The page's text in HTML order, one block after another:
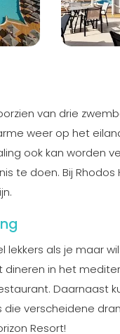
van drie
weer op het
ook kan worden
te doen. Bij
lekkers als je maar
dineren in het
Daarnaast
die verscheidene
Resort!